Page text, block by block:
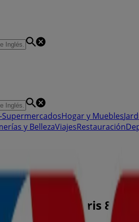
Hogar y Muebles
y BellezaViajesRestauración
Eroski | Paris 8,